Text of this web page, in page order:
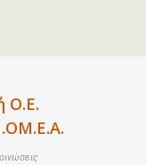
Ο.Ε.